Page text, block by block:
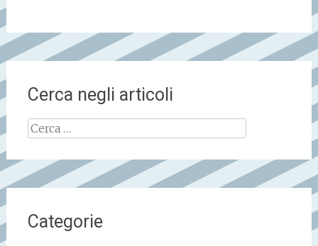
Cerca negli articoli
Ricerca
Categorie